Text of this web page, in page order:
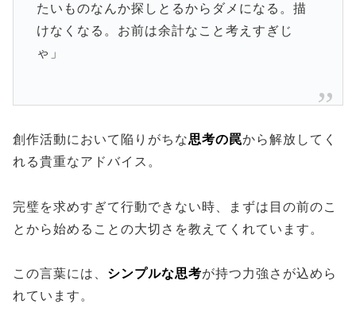
たいものなんか探しとるからダメになる。描
けなくなる。お前は余計なこと考えすぎじ
ゃ」
創作活動において陥りがちな思考の罠から解放してく
れる貴重なアドバイス。
完璧を求めすぎて行動できない時、まずは目の前のこ
とから始めることの大切さを教えてくれています。
この言葉には、 シンプルな思考が持つ力強さが込めら
れています。